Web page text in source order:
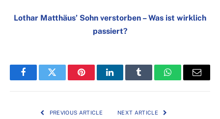
Lothar Matthäus’ Sohn verstorben – Was ist wirklich
passiert?
FacebookTwitter PinterestLinkedInTumblr WhatsAppEmail
PREVIOUS ARTICLE NEXT ARTICLE